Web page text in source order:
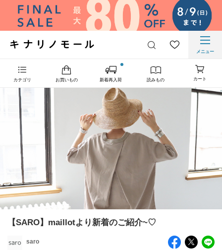
メニュー
カテゴリ お買いもの 新着再入荷 読みもの カート
【SARO】maillotより新着のご紹介~♡
saro